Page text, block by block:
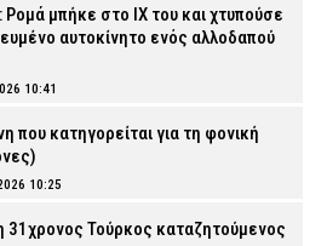
μπήκε στο ΙΧ του και χτυπούσε
αυτοκίνητο ενός αλλοδαπού
10:41
που κατηγορείται για τη φονική
10:25
Τούρκος καταζητούμενος